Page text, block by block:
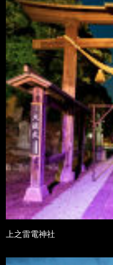
上之雷電神社